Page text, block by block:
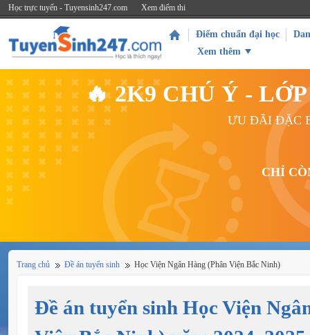
Học trực tuyến - Tuyensinh247.com Xem điểm thi
Điểm chuẩn đại học
Xem thêm
🔥 2K9 CHÚ Ý -
ƯU ĐÃI ĐẶC
CHỈ
Trang chủ Đề án tuyển sinh Học Viện Ngân Hàng (Phân Viện Bắc Ninh)
Đề án tuyển sinh Học Viện